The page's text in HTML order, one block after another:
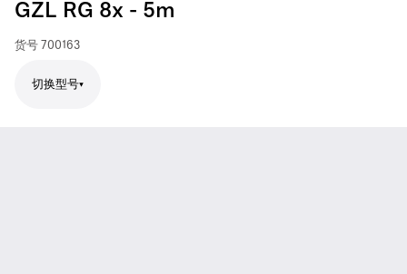
GZL RG 8x - 5m
货号 700163
切换型号